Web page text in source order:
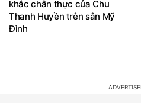
khắc chân thực của Chu
Thanh Huyền trên sân Mỹ
Đình